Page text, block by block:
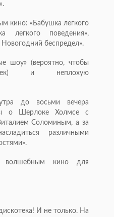
кино: «Бабушка легкого
легкого поведения»,
беспредел».
шоу» (вероятно, чтобы
и неплохую
до восьми вечера
о Шерлоке Холмсе с
Соломиным, а за
различными
кино для
И не только. На